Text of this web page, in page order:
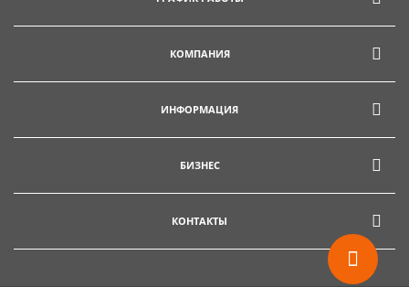
КОМПАНИЯ
ИНФОРМАЦИЯ
БИЗНЕС
КОНТАКТЫ